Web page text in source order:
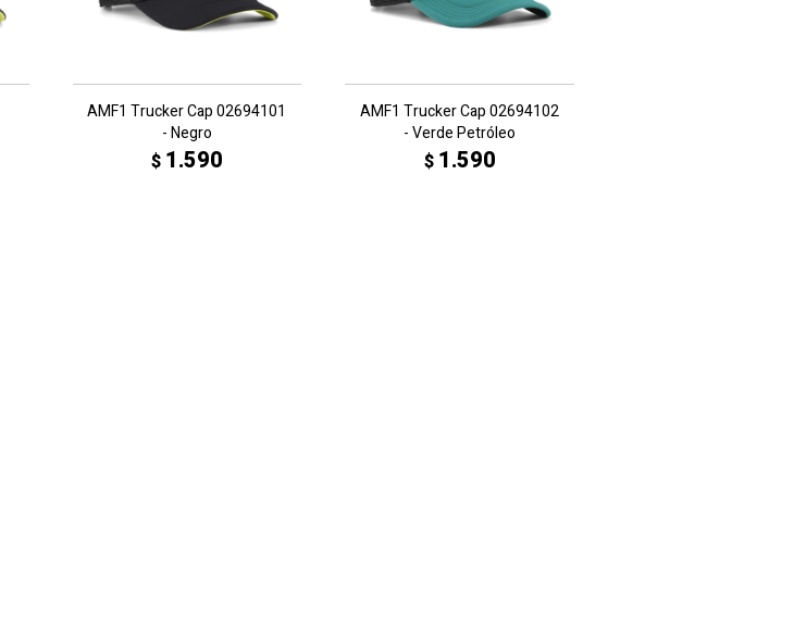
AMF1 Trucker Cap 02694101
- Negro
$ 1.590
AMF1 Trucker Cap 02694102
- Verde Petróleo
$ 1.590